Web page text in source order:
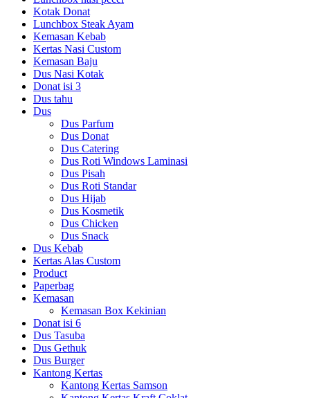
Kotak Donat
Lunchbox Steak Ayam
Kemasan Kebab
Kertas Nasi Custom
Kemasan Baju
Dus Nasi Kotak
Donat isi 3
Dus tahu
Dus
Dus Parfum
Dus Donat
Dus Catering
Dus Roti Windows Laminasi
Dus Pisah
Dus Roti Standar
Dus Hijab
Dus Kosmetik
Dus Chicken
Dus Snack
Dus Kebab
Kertas Alas Custom
Product
Paperbag
Kemasan
Kemasan Box Kekinian
Donat isi 6
Dus Tasuba
Dus Gethuk
Dus Burger
Kantong Kertas
Kantong Kertas Samson